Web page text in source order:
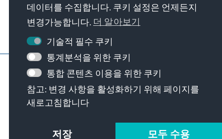
연락처
재단에서 제공하는 제안 더 보기
요목 개인 정보 보호
Erklärung zur Barrierefreiheit
Barriere melden
사이트 맵
© Konrad-Adenauer-Stiftung e.V. 2026
데이터를 수집합니다. 쿠키 설정은 언제든지
변경가능합니다. 더 알아보기
기술적 필수 쿠키
통계분석을 위한 쿠키
통합 콘텐츠 이용을 위한 쿠키
참고: 변경 사항을 활성화하기 위해 페이지를
새로고침합니다
저장 모두 수용